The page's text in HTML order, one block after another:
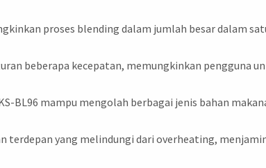
proses blending dalam jumlah besar dalam
beberapa kecepatan, memungkinkan pengguna
BL96 mampu mengolah berbagai jenis bahan
terdepan yang melindungi dari overheating,